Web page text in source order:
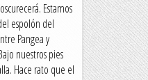
Estamos
espolón del
Pangea y
nuestros pies
Hace rato que el